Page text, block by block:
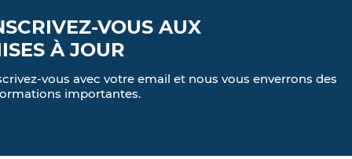
VOUS AUX
À JOUR
vous avec votre email et nous vous enverrons des
importantes.